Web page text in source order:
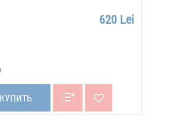
620 Lei
КУПИТЬ